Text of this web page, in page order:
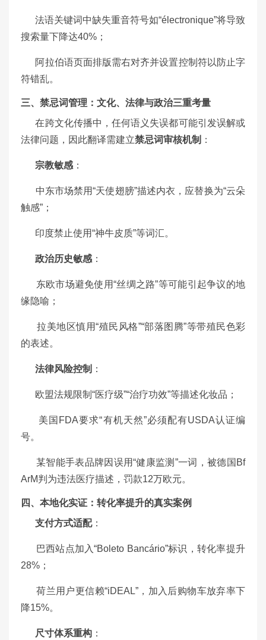
法语关键词中缺失重音符号如“électronique”将导致
搜索量下降达40%；
阿拉伯语页面排版需右对齐并设置控制符以防止字
符错乱。
三、禁忌词管理：文化、法律与政治三重考量
在跨文化传播中，任何语义失误都可能引发误解或
法律问题，因此翻译需建立禁忌词审核机制 ：
宗教敏感 ：
中东市场禁用“天使翅膀”描述内衣，应替换为“云朵
触感”；
印度禁止使用“神牛皮质”等词汇。
政治历史敏感 ：
东欧市场避免使用“丝绸之路”等可能引起争议的地
缘隐喻；
拉美地区慎用“殖民风格”“部落图腾”等带殖民色彩
的表述。
法律风险控制 ：
欧盟法规限制“医疗级”“治疗功效”等描述化妆品；
美国FDA要求“有机天然”必须配有USDA认证编
号。
某智能手表品牌因误用“健康监测”一词，被德国Bf
ArM判为违法医疗描述，罚款12万欧元。
四、本地化实证：转化率提升的真实案例
支付方式适配：
巴西站点加入“Boleto Bancário”标识，转化率提升
28%；
荷兰用户更信赖“iDEAL”，加入后购物车放弃率下
降15%。
尺寸体系重构 ：